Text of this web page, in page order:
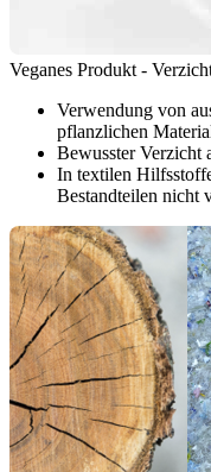
Veganes Produkt -
Verwendung von
pflanzlichen
Bewusster Verzicht
In textilen
Bestandteilen nicht